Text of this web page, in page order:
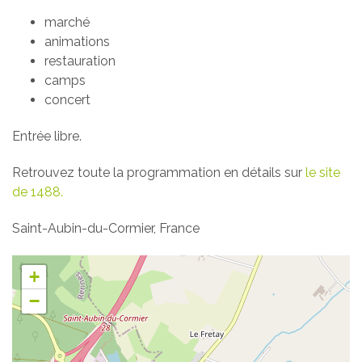
marché
animations
restauration
camps
concert
Entrée libre.
Retrouvez toute la programmation en détails sur le site
de 1488.
Saint-Aubin-du-Cormier, France
+
−